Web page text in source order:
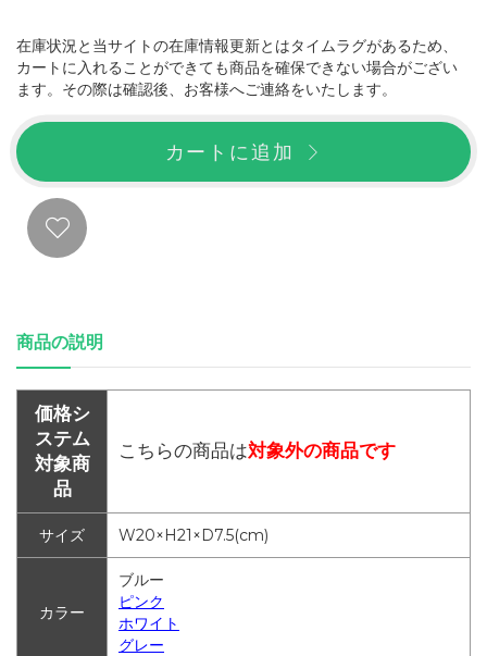
在庫状況と当サイトの在庫情報更新とはタイムラグがあるため、
カートに入れることができても商品を確保できない場合がござい
ます。その際は確認後、お客様へご連絡をいたします。
カートに追加
商品の説明
価格シ
ステム
対象商
品
こちらの商品は対象外の商品です
サイズ W20×H21×D7.5(cm)
カラー
ブルー
ピンク
ホワイト
グレー